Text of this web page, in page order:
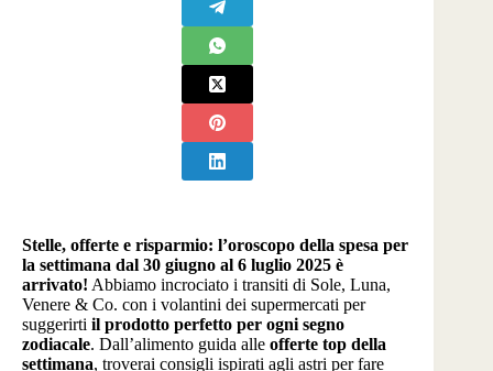
Stelle, offerte e risparmio: l’oroscopo della spesa per
la settimana dal 30 giugno al 6 luglio 2025 è
arrivato! Abbiamo incrociato i transiti di Sole, Luna,
Venere & Co. con i volantini dei supermercati per
suggerirti il prodotto perfetto per ogni segno
zodiacale. Dall’alimento guida alle offerte top della
settimana, troverai consigli ispirati agli astri per fare